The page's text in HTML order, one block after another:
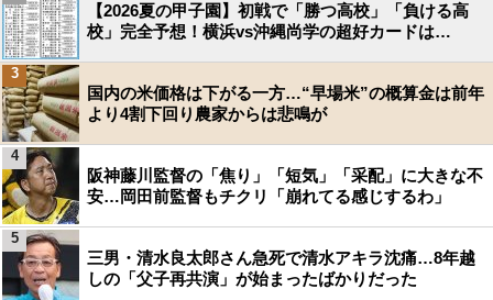
【2026夏の甲子園】初戦で「勝つ高校」「負ける高
校」完全予想！横浜vs沖縄尚学の超好カードは…
国内の米価格は下がる一方…“早場米”の概算金は前年
より4割下回り農家からは悲鳴が
3
阪神藤川監督の「焦り」「短気」「采配」に大きな不
安…岡田前監督もチクリ「崩れてる感じするわ」
4
三男・清水良太郎さん急死で清水アキラ沈痛…8年越
しの「父子再共演」が始まったばかりだった
5